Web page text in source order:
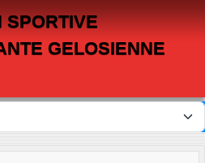
SPORTIVE
GELOSIENNE